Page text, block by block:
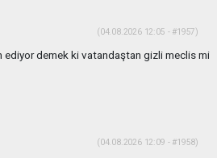
(04.08.2026 12:05 - #1957)
ediyor demek ki vatandaştan gizli meclis mi
(04.08.2026 12:09 - #1958)